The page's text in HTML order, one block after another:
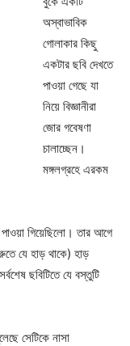
অস্বাভাবিক
গোলাকার কিছু
একটার ছবি দেখতে
পাওয়া গেছে যা
নিয়ে বিজ্ঞানীরা
জোর গবেষণা
চালাচ্ছেন।
মঙ্গলগ্রহে এরকম
গিয়েছিলো। তার আগে
যে হাড় থাকে) হাড়
ছবিটিতে যে বস্তুটি
সেটিকে নাসা